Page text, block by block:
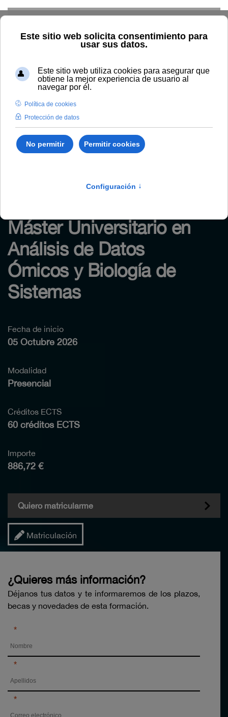
Home Másteres universitarios
Máster Universitario en
Análisis de Datos Ómicos y Biología de Sistemas
Curso 2026-2027 |
15 de septiembre de 2026.
Ciencias/7065
Máster Universitario en
Análisis de Datos
Ómicos y Biología de
Sistemas
Fecha de inicio
05 Octubre 2026
Modalidad
Presencial
Créditos ECTS
60 créditos ECTS
Importe
886,72 €
Quiero matricularme
Matriculación
¿Quieres más información?
Déjanos tus datos y te informaremos de los plazos,
becas y novedades de esta formación.